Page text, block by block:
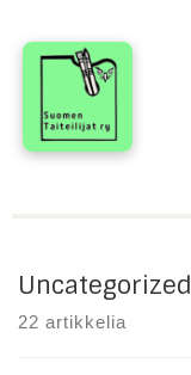
content
Uncategorized
22 artikkelia